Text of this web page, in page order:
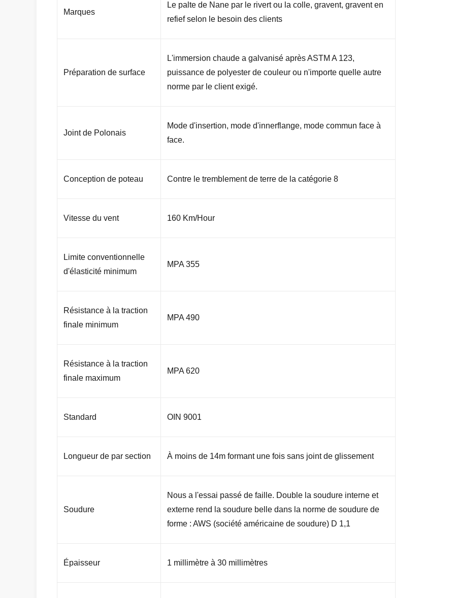
Marques
Le palte de Nane par le rivert ou la colle, gravent, gravent en
refief selon le besoin des clients
Préparation de surface
L'immersion chaude a galvanisé après ASTM A 123,
puissance de polyester de couleur ou n'importe quelle autre
norme par le client exigé.
Joint de Polonais
Mode d'insertion, mode d'innerflange, mode commun face à
face.
Conception de poteau Contre le tremblement de terre de la catégorie 8
Vitesse du vent 160 Km/Hour
Limite conventionnelle
d'élasticité minimum
MPA 355
Résistance à la traction
finale minimum
MPA 490
Résistance à la traction
finale maximum
MPA 620
Standard OIN 9001
Longueur de par section À moins de 14m formant une fois sans joint de glissement
Soudure
Nous a l'essai passé de faille. Double la soudure interne et
externe rend la soudure belle dans la norme de soudure de
forme : AWS (société américaine de soudure) D 1,1
Épaisseur 1 millimètre à 30 millimètres